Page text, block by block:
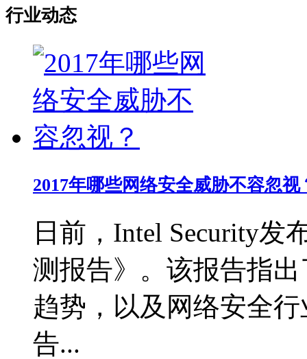
行业动态
2017年哪些网络安全威胁不容忽视
日前，Intel Security发
测报告》。该报告指
趋势，以及网络安全
告...